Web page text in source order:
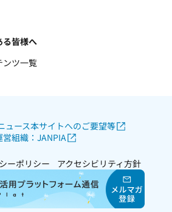
る皆様へ
ンツ一覧
ュース本サイトへのご要望等
営組織：JANPIA
ーポリシー アクセシビリティ方針